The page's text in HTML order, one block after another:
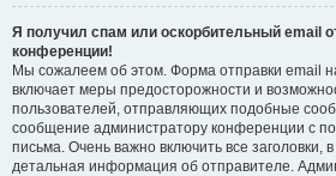
Я получил спам или оскорбительный email
конференции!
Мы сожалеем об этом. Форма отправки email
включает меры предосторожности и
пользователей, отправляющих подобные
сообщение администратору конференции с
письма. Очень важно включить все заголовки,
детальная информация об отправителе.